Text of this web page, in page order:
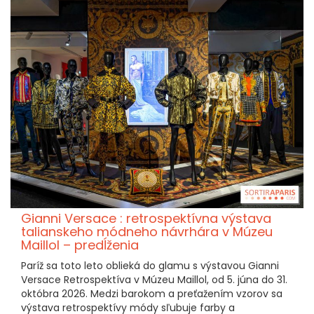
Gianni Versace : retrospektívna výstava
talianskeho módneho návrhára v Múzeu
Maillol – predĺženia
Paríž sa toto leto oblieká do glamu s výstavou Gianni
Versace Retrospektíva v Múzeu Maillol, od 5. júna do 31.
októbra 2026. Medzi barokom a preťažením vzorov sa
výstava retrospektívy módy sľubuje farby a